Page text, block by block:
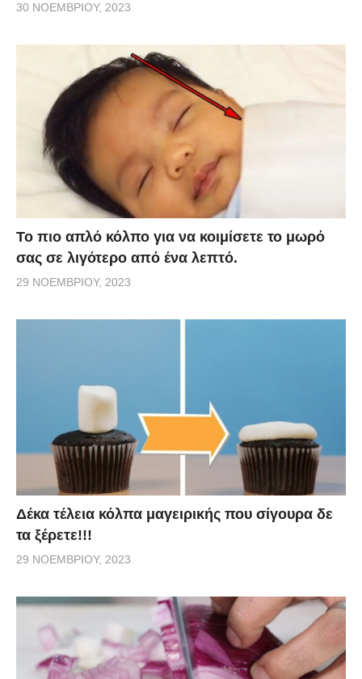
30 ΝΟΕΜΒΡΊΟΥ, 2023
Το πιο απλό κόλπο για να κοιμίσετε το μωρό
σας σε λιγότερο από ένα λεπτό.
29 ΝΟΕΜΒΡΊΟΥ, 2023
Δέκα τέλεια κόλπα μαγειρικής που σίγουρα δε
τα ξέρετε!!!
29 ΝΟΕΜΒΡΊΟΥ, 2023